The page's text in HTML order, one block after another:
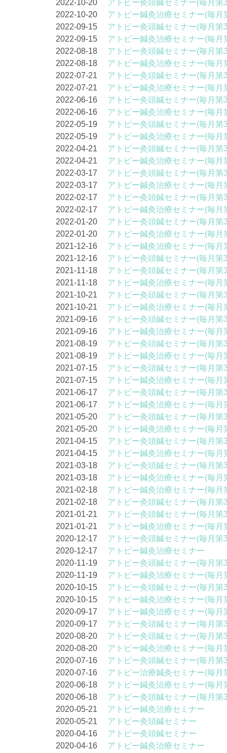
2022-10-20
アトピー灸頭鍼セミナー(毎月第
2022-10-20 アトピー鍼灸治療セミナー(毎月
2022-09-15 アトピー灸頭鍼セミナー(毎月第
2022-09-15 アトピー鍼灸治療セミナー(毎月
2022-08-18 アトピー灸頭鍼セミナー(毎月第
2022-08-18 アトピー鍼灸治療セミナー(毎月
2022-07-21 アトピー灸頭鍼セミナー(毎月第
2022-07-21 アトピー鍼灸治療セミナー(毎月
2022-06-16 アトピー灸頭鍼セミナー(毎月第
2022-06-16 アトピー鍼灸治療セミナー(毎月
2022-05-19 アトピー灸頭鍼セミナー(毎月第
2022-05-19 アトピー鍼灸治療セミナー(毎月
2022-04-21 アトピー灸頭鍼セミナー(毎月第
2022-04-21 アトピー鍼灸治療セミナー(毎月
2022-03-17 アトピー灸頭鍼セミナー(毎月第
2022-03-17 アトピー鍼灸治療セミナー(毎月
2022-02-17 アトピー灸頭鍼セミナー(毎月第
2022-02-17 アトピー鍼灸治療セミナー(毎月
2022-01-20 アトピー灸頭鍼セミナー(毎月第
2022-01-20 アトピー鍼灸治療セミナー(毎月
2021-12-16 アトピー鍼灸治療セミナー(毎月
2021-12-16 アトピー灸頭鍼セミナー(毎月第
2021-11-18 アトピー灸頭鍼セミナー(毎月第
2021-11-18 アトピー鍼灸治療セミナー(毎月
2021-10-21 アトピー灸頭鍼セミナー(毎月第
2021-10-21 アトピー鍼灸治療セミナー(毎月
2021-09-16 アトピー灸頭鍼セミナー(毎月第
2021-09-16 アトピー鍼灸治療セミナー(毎月
2021-08-19 アトピー灸頭鍼セミナー(毎月第
2021-08-19 アトピー鍼灸治療セミナー(毎月
2021-07-15 アトピー灸頭鍼セミナー(毎月第
2021-07-15 アトピー鍼灸治療セミナー(毎月
2021-06-17 アトピー灸頭鍼セミナー(毎月第
2021-06-17 アトピー鍼灸治療セミナー(毎月
2021-05-20 アトピー灸頭鍼セミナー(毎月第
2021-05-20 アトピー鍼灸治療セミナー(毎月
2021-04-15 アトピー灸頭鍼セミナー(毎月第
2021-04-15 アトピー鍼灸治療セミナー(毎月
2021-03-18 アトピー灸頭鍼セミナー(毎月第
2021-03-18 アトピー鍼灸治療セミナー(毎月
2021-02-18 アトピー鍼灸治療セミナー(毎月
2021-02-18 アトピー灸頭鍼セミナー(毎月第
2021-01-21 アトピー灸頭鍼セミナー(毎月第
2021-01-21 アトピー鍼灸治療セミナー(毎月
2020-12-17 アトピー灸頭鍼セミナー(毎月第
2020-12-17 アトピー鍼灸治療セミナー
2020-11-19 アトピー灸頭鍼セミナー(毎月第
2020-11-19 アトピー鍼灸治療セミナー(毎月
2020-10-15 アトピー灸頭鍼セミナー(毎月第
2020-10-15 アトピー鍼灸治療セミナー(毎月
2020-09-17 アトピー鍼灸治療セミナー(毎月
2020-09-17 アトピー灸頭鍼セミナー(毎月第
2020-08-20 アトピー灸頭鍼セミナー(毎月第
2020-08-20 アトピー鍼灸治療セミナー(毎月
2020-07-16 アトピー灸頭鍼セミナー(毎月第
2020-07-16 アトピー治療鍼灸セミナー(毎月
2020-06-18 アトピー鍼灸治療セミナー(毎月
2020-06-18 アトピー灸頭鍼セミナー(毎月第
2020-05-21 アトピー鍼灸治療セミナー
2020-05-21 アトピー灸頭鍼セミナー
2020-04-16 アトピー灸頭鍼セミナー
2020-04-16 アトピー鍼灸治療セミナー